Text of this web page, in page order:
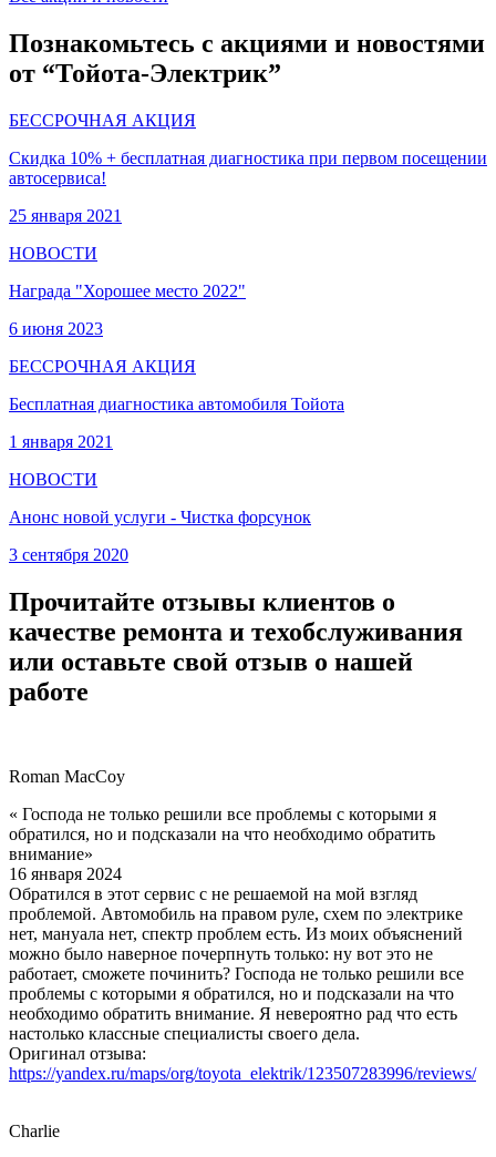
Познакомьтесь с акциями и новостями
от “Тойота-Электрик”
БЕССРОЧНАЯ АКЦИЯ
Скидка 10% + бесплатная диагностика при первом посещении
автосервиса!
25 января 2021
НОВОСТИ
Награда "Хорошее место 2022"
6 июня 2023
БЕССРОЧНАЯ АКЦИЯ
Бесплатная диагностика автомобиля Тойота
1 января 2021
НОВОСТИ
Анонс новой услуги - Чистка форсунок
3 сентября 2020
Прочитайте отзывы клиентов о
качестве ремонта и техобслуживания
или оставьте свой отзыв о нашей
работе
Roman MacCoy
« Господа не только решили все проблемы с которыми я
обратился, но и подсказали на что необходимо обратить
внимание»
16 января 2024
Обратился в этот сервис с не решаемой на мой взгляд
проблемой. Автомобиль на правом руле, схем по электрике
нет, мануала нет, спектр проблем есть. Из моих объяснений
можно было наверное почерпнуть только: ну вот это не
работает, сможете починить? Господа не только решили все
проблемы с которыми я обратился, но и подсказали на что
необходимо обратить внимание. Я невероятно рад что есть
настолько классные специалисты своего дела.
Оригинал отзыва:
https://yandex.ru/maps/org/toyota_elektrik/123507283996/reviews/
Charlie